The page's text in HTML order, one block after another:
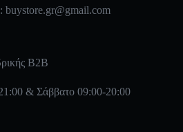
buystore.gr@gmail.com
B2B
& Σάββατο 09:00-20:00